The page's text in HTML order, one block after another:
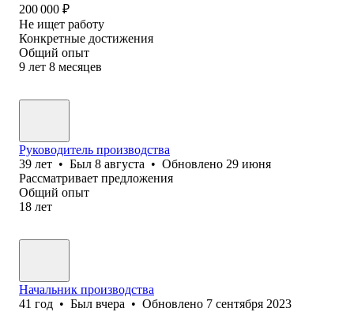
200 000 ₽
Не ищет работу
Конкретные достижения
Общий опыт
9 лет 8 месяцев
Руководитель производства
39 лет • Был 8 августа • Обновлено 29 июня
Рассматривает предложения
Общий опыт
18 лет
Начальник производства
41 год • Был вчера • Обновлено 7 сентября 2023